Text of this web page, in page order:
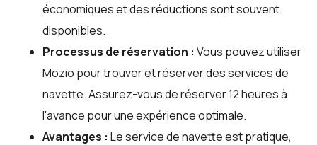
économiques et des réductions sont souvent
disponibles.
Processus de réservation : Vous pouvez utiliser
Mozio pour trouver et réserver des services de
navette. Assurez-vous de réserver 12 heures à
l'avance pour une expérience optimale.
Avantages : Le service de navette est pratique,